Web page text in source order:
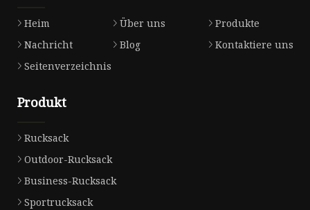
Heim Über uns
Produkte
Nachricht
Blog
Kontaktiere uns
Seitenverzeichnis
Produkt
Rucksack
Outdoor-Rucksack
Business-Rucksack
Sportrucksack